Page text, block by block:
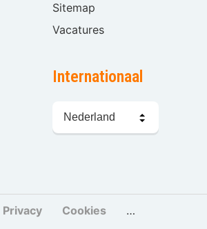
Sitemap
Vacatures
Internationaal
kiezen
Privacy Cookies Cookies